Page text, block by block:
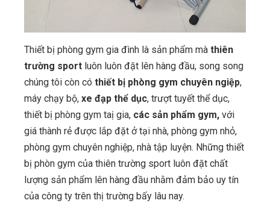
Thiết bị phòng gym gia đình là sản phẩm mà thiên
trường sport luôn luôn đặt lên hàng đầu, song song
chúng tôi còn có thiết bị phòng gym chuyên ngiệp,
máy chạy bộ, xe đạp thể dục, trượt tuyết thể dục,
thiết bị phòng gym taị gia, các sản phẩm gym, với
giá thành rẻ được lắp đặt ở tại nhà, phòng gym nhỏ,
phòng gym chuyên nghiệp, nhà tập luyện. Những thiết
bị phòn gym của thiên trường sport luôn đặt chất
lượng sản phẩm lên hàng đầu nhằm đảm bảo uy tín
của công ty trên thị trường bấy lâu nay.